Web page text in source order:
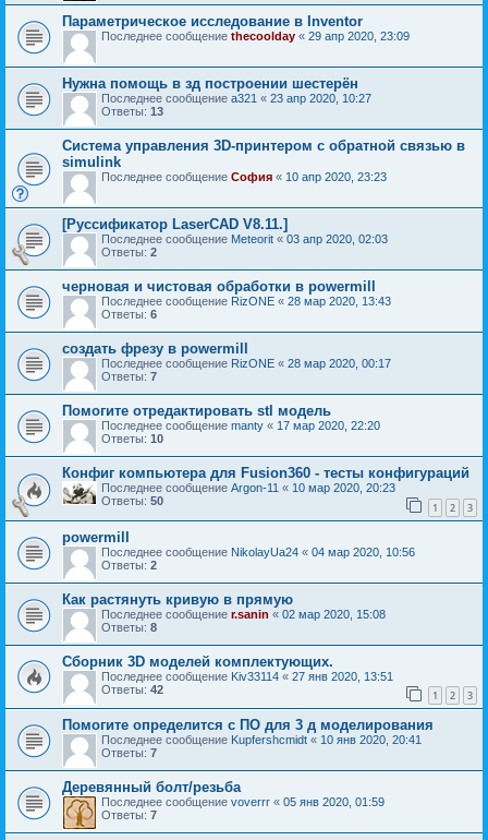
Параметрическое исследование в Inventor
Последнее сообщение thecoolday « 29 апр 2020, 23:09
Нужна помощь в зд построении шестерён
Последнее сообщение a321 « 23 апр 2020, 10:27
Ответы: 13
Система управления 3D-принтером с обратной связью в
simulink
Последнее сообщение София « 10 апр 2020, 23:23
[Руссификатор LaserCAD V8.11.]
Последнее сообщение Meteorit « 03 апр 2020, 02:03
Ответы: 2
черновая и чистовая обработки в powermill
Последнее сообщение RizONE « 28 мар 2020, 13:43
Ответы: 6
создать фрезу в powermill
Последнее сообщение RizONE « 28 мар 2020, 00:17
Ответы: 7
Помогите отредактировать stl модель
Последнее сообщение manty « 17 мар 2020, 22:20
Ответы: 10
Конфиг компьютера для Fusion360 - тесты конфигураций
Последнее сообщение Argon-11 « 10 мар 2020, 20:23
Ответы: 50 1 2 3
powermill
Последнее сообщение NikolayUa24 « 04 мар 2020, 10:56
Ответы: 2
Как растянуть кривую в прямую
Последнее сообщение r.sanin « 02 мар 2020, 15:08
Ответы: 8
Сборник 3D моделей комплектующих.
Последнее сообщение Kiv33114 « 27 янв 2020, 13:51
Ответы: 42 1 2 3
Помогите определится с ПО для 3 д моделирования
Последнее сообщение Kupfershcmidt « 10 янв 2020, 20:41
Ответы: 7
Деревянный болт/резьба
Последнее сообщение voverrr « 05 янв 2020, 01:59
Ответы: 7